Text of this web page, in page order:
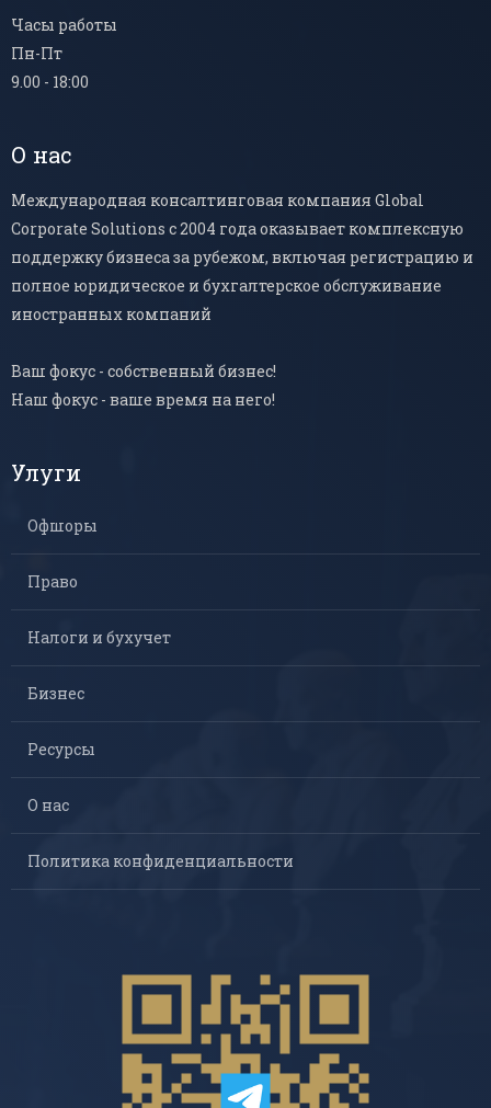
Часы работы
Пн-Пт
9.00 - 18:00
О нас
Международная консалтинговая компания Global
Corporate Solutions с 2004 года оказывает комплексную
поддержку бизнеса за рубежом, включая регистрацию и
полное юридическое и бухгалтерское обслуживание
иностранных компаний
Ваш фокус - собственный бизнес!
Наш фокус - ваше время на него!
Улуги
Офшоры
Право
Налоги и бухучет
Бизнес
Ресурсы
О нас
Политика конфиденциальности